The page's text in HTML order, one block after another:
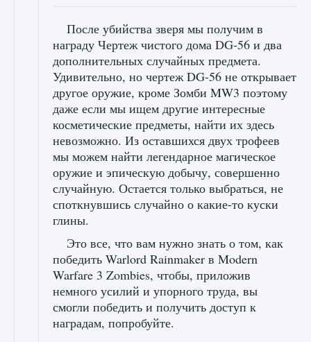
После убийства зверя мы получим в
награду Чертеж чистого дома DG-56 и два
дополнительных случайных предмета.
Удивительно, но чертеж DG-56 не открывает
другое оружие, кроме Зомби MW3 поэтому
даже если мы ищем другие интересные
косметические предметы, найти их здесь
невозможно. Из оставшихся двух трофеев
мы можем найти легендарное магическое
оружие и эпическую добычу, совершенно
случайную. Остается только выбраться, не
споткнувшись случайно о какие-то куски
глины.
Это все, что вам нужно знать о том, как
победить Warlord Rainmaker в Modern
Warfare 3 Zombies, чтобы, приложив
немного усилий и упорного труда, вы
смогли победить и получить доступ к
наградам, попробуйте.